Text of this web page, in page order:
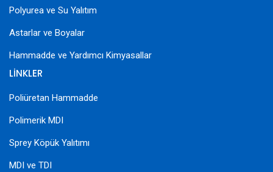
Polyurea ve Su Yalıtım
Astarlar ve Boyalar
Hammadde ve Yardımcı Kimyasallar
LİNKLER
Poliüretan Hammadde
Polimerik MDI
Sprey Köpük Yalıtımı
MDI ve TDI